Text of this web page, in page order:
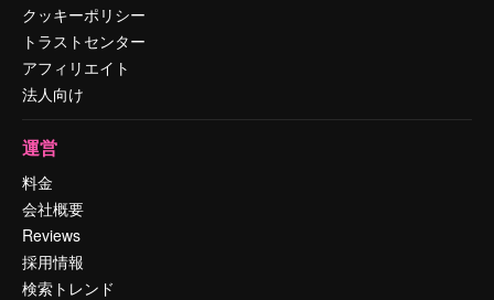
クッキーポリシー
トラストセンター
アフィリエイト
法人向け
運営
料金
会社概要
Reviews
採用情報
検索トレンド